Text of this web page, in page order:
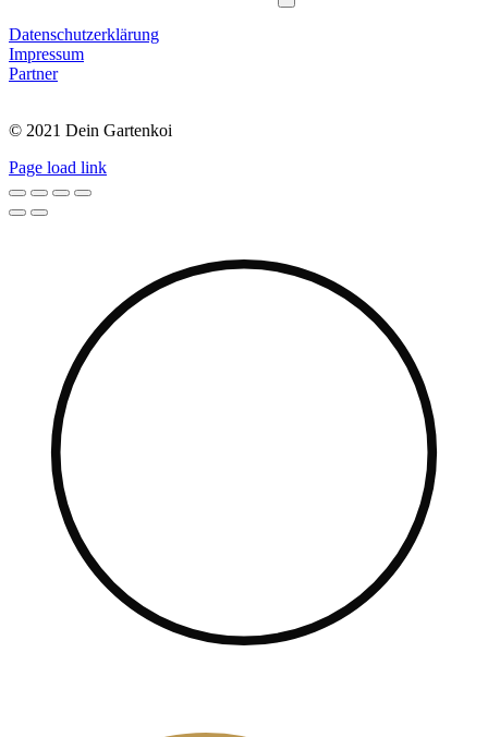
Datenschutzerklärung
Impressum
Partner
© 2021 Dein Gartenkoi
Page load link